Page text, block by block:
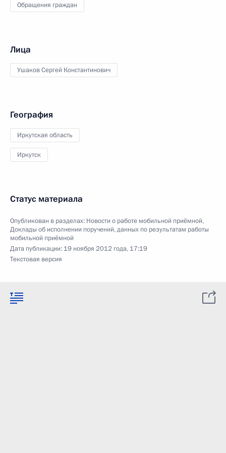
Обращения граждан
Лица
Ушаков Сергей Константинович
География
Иркутская область
Иркутск
Статус материала
Опубликован в разделах: Новости о работе мобильной приёмной,
Доклады об исполнении поручений, данных по результатам работы
мобильной приёмной
Дата публикации: 19 ноября 2012 года, 17:19
Текстовая версия